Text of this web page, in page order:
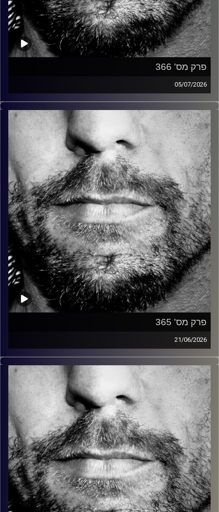
פרק מס' 366
05/07/2026
זיפים, מוזיקה מחוספסת של הופעות חיות. הרבה ג'אם, רוק,
בלוז, bluegrass, ג'אז, Fאנק, פרוגרסיב ואפילו אלקטרוניקה.
כל מה שחי, אמיתי ונושם.
עם שמוליק רגב.
קרדיט תמונות: David Goehring
פרק מס' 365
21/06/2026
זיפים, מוזיקה מחוספסת של הופעות חיות. הרבה ג'אם, רוק,
בלוז, bluegrass, ג'אז, Fאנק, פרוגרסיב ואפילו אלקטרוניקה.
כל מה שחי, אמיתי ונושם.
עם שמוליק רגב.
קרדיט תמונות: David Goehring